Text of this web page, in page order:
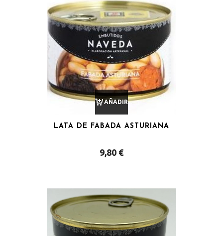
AÑADIR
AL
CARRITO
LATA DE FABADA ASTURIANA
9,80 €